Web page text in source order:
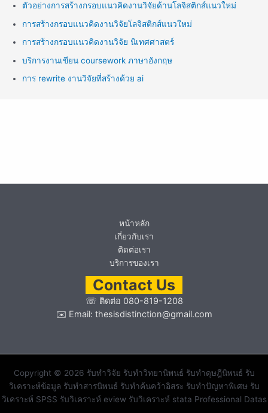
ตัวอย่างการสร้างกรอบแนวคิดงานวิจัยด้านโลจิสติกส์แนวใหม่
การสร้างกรอบแนวคิดงานวิจัยโลจิสติกส์แนวใหม่
การสร้างกรอบแนวคิดงานวิจัย นิเทศศาสตร์
บริการงานเขียน coursework ภาษาอังกฤษ
การ rewrite งานวิจัยที่สร้างด้วย ai
หน้าหลัก
เกี่ยวกับเรา
ติดต่อเรา
บริการของเรา
Contact Us
☏ ติดต่อ 080-819-1208
✉️ Email: thesisdistinction@gmail.com
Copyright © 2026 รับทำวิจัย รับทำวิทยานิพนธ์ รับทำดุษฎีนิพนธ์ รับ
วิเคราะห์ข้อมูล รับทำสารนิพนธ์ รับทำค้นคว้าอิสระ รับทำปัญหาพิเศษ รับ
วิเคราะห์ SPSS รับวิเคราะห์ eview รับวิเคราะห์ stata Professional Datas